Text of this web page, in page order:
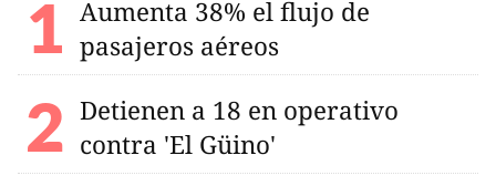
Aumenta 38% el flujo de
pasajeros aéreos
Detienen a 18 en operativo
contra 'El Güino'